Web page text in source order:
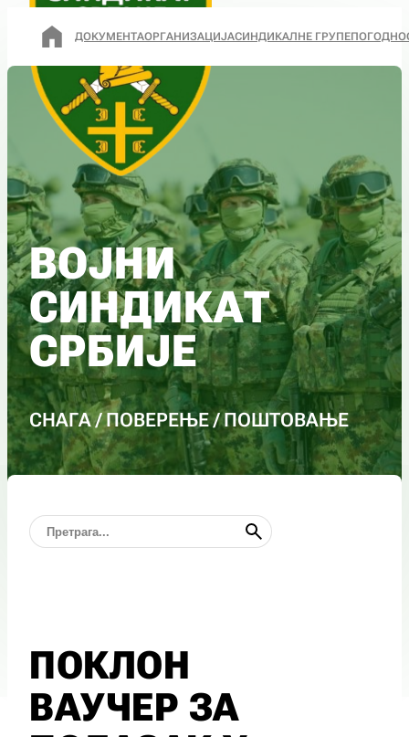
ДОКУМЕНТАОРГАНИЗАЦИЈАСИНДИКАЛНЕ ГРУПЕ
ВОЈНИ
СИНДИКАТ
СРБИЈЕ
СНАГА / ПОВЕРЕЊЕ / ПОШТОВАЊЕ
ПОКЛОН
ВАУЧЕР ЗА